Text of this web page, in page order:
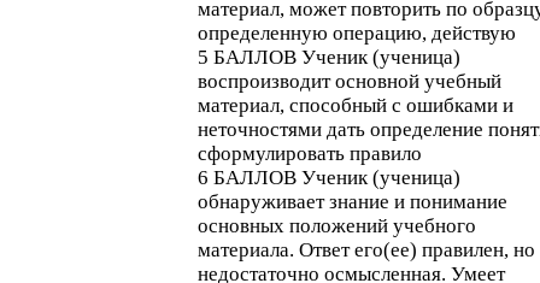
материал, может повторить по
определенную операцию, действую
5 БАЛЛОВ Ученик (ученица)
воспроизводит основной учебный
материал, способный с ошибками и
неточностями дать определение
сформулировать правило
6 БАЛЛОВ Ученик (ученица)
обнаруживает знание и понимание
основных положений учебного
материала. Ответ его(ее) правилен, но
недостаточно осмысленная. Умеет